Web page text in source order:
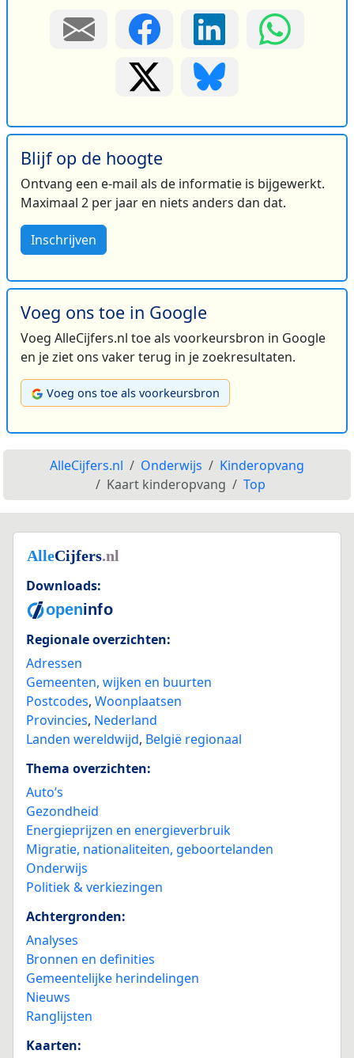
Blijf op de hoogte
Ontvang een e-mail als de informatie is bijgewerkt.
Maximaal 2 per jaar en niets anders dan dat.
Inschrijven
Voeg ons toe in Google
Voeg AlleCijfers.nl toe als voorkeursbron in Google
en je ziet ons vaker terug in je zoekresultaten.
Voeg ons toe als voorkeursbron
AlleCijfers.nl Onderwijs
Kinderopvang
Kaart kinderopvang
Top
Downloads:
Regionale overzichten:
Adressen
Gemeenten, wijken en buurten
Postcodes, Woonplaatsen
Provincies, Nederland
Landen wereldwijd, België regionaal
Thema overzichten:
Auto’s
Gezondheid
Energieprijzen en energieverbruik
Migratie, nationaliteiten, geboortelanden
Onderwijs
Politiek & verkiezingen
Achtergronden:
Analyses
Bronnen en definities
Gemeentelijke herindelingen
Nieuws
Ranglijsten
Kaarten: